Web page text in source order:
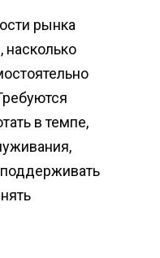
рынка
насколько
в темпе,
поддерживать